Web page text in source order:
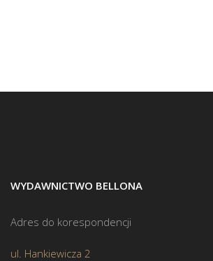
WYDAWNICTWO BELLONA
Adres do korespondencji
ul. Hankiewicza 2